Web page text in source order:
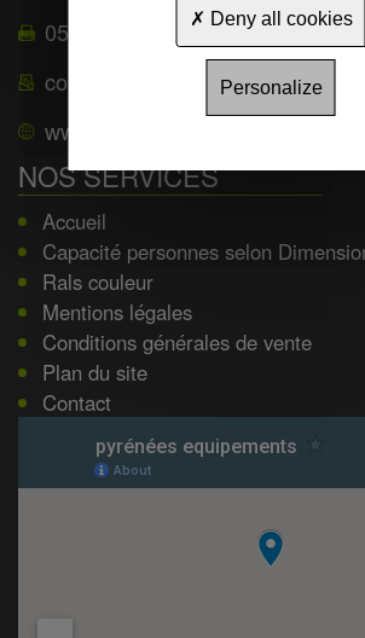
05 62 39 22 55
contact@pyrenees-
www.pyrenees-equipements.com
NOS SERVICES
Accueil
Capacité personnes selon
Rals couleur
Mentions légales
Conditions générales de vente
Plan du site
Contact
Deny all cookies
Personalize